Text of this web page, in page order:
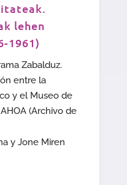
lehen
1961)
Zabalduz.
entre la
y el Museo de
(Archivo de
y Jone Miren